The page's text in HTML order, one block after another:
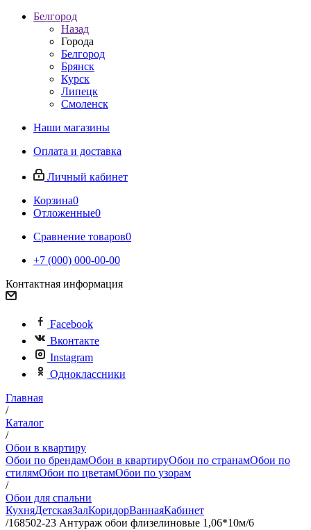
Белгород
Назад
Города
Белгород
Брянск
Курск
Липецк
Смоленск
Наши магазины
Оплата и доставка
Личный кабинет
Корзина0
Отложенные0
Сравнение товаров0
+7 (000) 000-00-00
Контактная информация
Facebook
Вконтакте
Instagram
Одноклассники
Главная
/
Каталог
/
Обои в квартиру
Обои по брендамОбои в квартируОбои по странамОбои по
стилямОбои по цветамОбои по узорам
/
Обои для спальни
КухняДетскаяЗалКоридорВаннаяКабинет
/168502-23 Антураж обои флизелиновые 1,06*10м/6